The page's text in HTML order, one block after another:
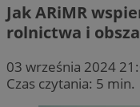
Jak ARiMR
rolnictwa i
03 września 2024
Czas czytania: 5 min.